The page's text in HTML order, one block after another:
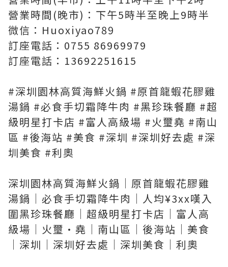
營業時間(晚市)：下午5時半至晚上9時半
微信：Huoxiyao789
訂座電話：0755 86969979
訂座電話：13692251615
#深圳園林高質海鮮火鍋 #原首龍蝦花膠雞
湯鍋 #必食手切霜降牛肉 #黑珍珠餐廳 #超
級明星打卡店 #富人高級場 #火璽堯 #南山
區 #後海站 #美食 #深圳 #深圳好去處 #深
圳美食 #利奧
深圳園林高質海鮮火鍋｜原首龍蝦花膠雞
湯鍋｜必食手切霜降牛肉｜人均¥3xx嘆入
圍黑珍珠餐廳｜超級明星打卡店｜富人高
級場｜火璽·堯｜南山區｜後海站｜美食
｜深圳｜深圳好去處｜深圳美食｜利奧